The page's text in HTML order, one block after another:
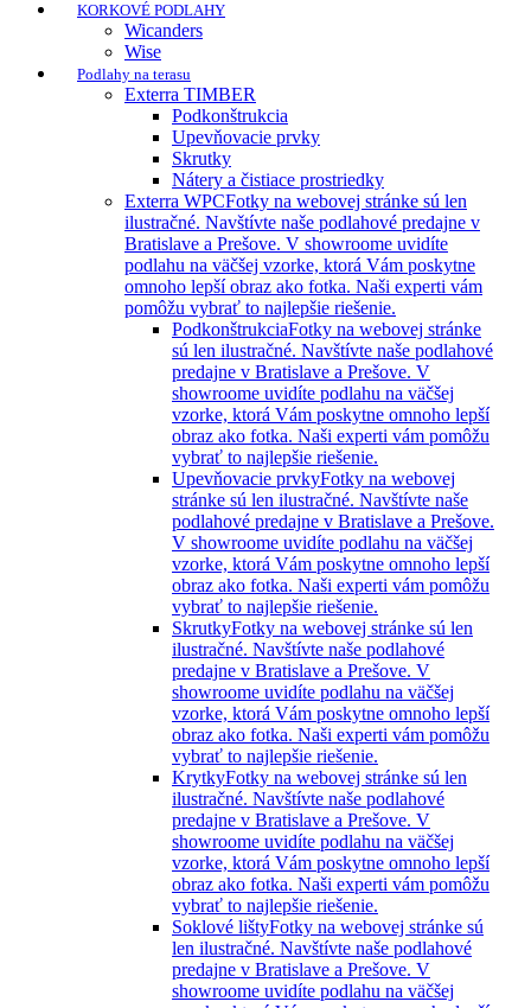
KORKOVÉ PODLAHY
Wicanders
Wise
Podlahy na terasu
Exterra TIMBER
Podkonštrukcia
Upevňovacie prvky
Skrutky
Nátery a čistiace prostriedky
Exterra WPCFotky na webovej stránke sú len
ilustračné. Navštívte naše podlahové predajne v
Bratislave a Prešove. V showroome uvidíte
podlahu na väčšej vzorke, ktorá Vám poskytne
omnoho lepší obraz ako fotka. Naši experti vám
pomôžu vybrať to najlepšie riešenie.
PodkonštrukciaFotky na webovej stránke
sú len ilustračné. Navštívte naše podlahové
predajne v Bratislave a Prešove. V
showroome uvidíte podlahu na väčšej
vzorke, ktorá Vám poskytne omnoho lepší
obraz ako fotka. Naši experti vám pomôžu
vybrať to najlepšie riešenie.
Upevňovacie prvkyFotky na webovej
stránke sú len ilustračné. Navštívte naše
podlahové predajne v Bratislave a Prešove.
V showroome uvidíte podlahu na väčšej
vzorke, ktorá Vám poskytne omnoho lepší
obraz ako fotka. Naši experti vám pomôžu
vybrať to najlepšie riešenie.
SkrutkyFotky na webovej stránke sú len
ilustračné. Navštívte naše podlahové
predajne v Bratislave a Prešove. V
showroome uvidíte podlahu na väčšej
vzorke, ktorá Vám poskytne omnoho lepší
obraz ako fotka. Naši experti vám pomôžu
vybrať to najlepšie riešenie.
KrytkyFotky na webovej stránke sú len
ilustračné. Navštívte naše podlahové
predajne v Bratislave a Prešove. V
showroome uvidíte podlahu na väčšej
vzorke, ktorá Vám poskytne omnoho lepší
obraz ako fotka. Naši experti vám pomôžu
vybrať to najlepšie riešenie.
Soklové lištyFotky na webovej stránke sú
len ilustračné. Navštívte naše podlahové
predajne v Bratislave a Prešove. V
showroome uvidíte podlahu na väčšej